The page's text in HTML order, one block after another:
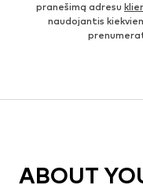
pranešimą adresu
naudojantis
ABOUT